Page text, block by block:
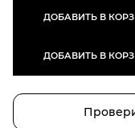
ДОБАВИТЬ В
ДОБАВИТЬ В